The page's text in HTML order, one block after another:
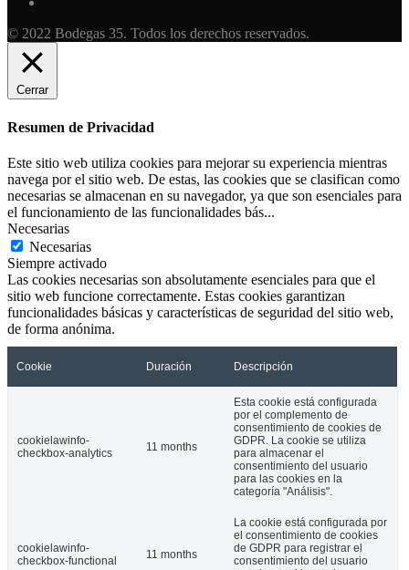
© 2022 Bodegas 35. Todos los derechos reservados.
Cerrar
Resumen de Privacidad
Este sitio web utiliza cookies para mejorar su experiencia mientras
navega por el sitio web. De estas, las cookies que se clasifican como
necesarias se almacenan en su navegador, ya que son esenciales para
el funcionamiento de las funcionalidades bás...
Necesarias
Necesarias
Siempre activado
Las cookies necesarias son absolutamente esenciales para que el
sitio web funcione correctamente. Estas cookies garantizan
funcionalidades básicas y características de seguridad del sitio web,
de forma anónima.
Cookie Duración Descripción
cookielawinfo-
checkbox-analytics
11 months
Esta cookie está configurada
por el complemento de
consentimiento de cookies de
GDPR. La cookie se utiliza
para almacenar el
consentimiento del usuario
para las cookies en la
categoría "Análisis".
cookielawinfo-
checkbox-functional
11 months
La cookie está configurada por
el consentimiento de cookies
de GDPR para registrar el
consentimiento del usuario